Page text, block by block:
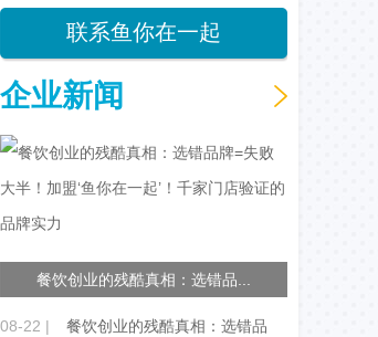
联系鱼你在一起
企业新闻
餐饮创业的残酷真相：选错品...
08-22 |
餐饮创业的残酷真相：选错品